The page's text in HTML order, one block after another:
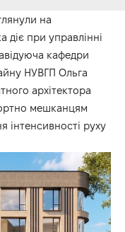
на
діє при управлінні
кафедри
НУВГП Ольга
архітектора
мешканцям
інтенсивності руху